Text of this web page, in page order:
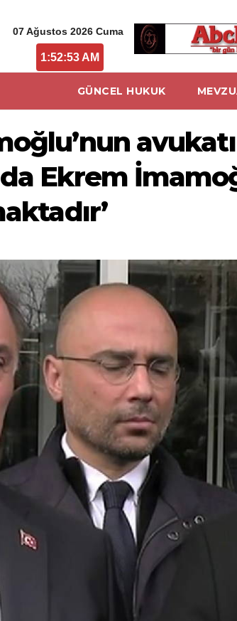
07 Ağustos 2026 Cuma
1:52:54 AM
GÜNCEL HUKUK
Ekrem